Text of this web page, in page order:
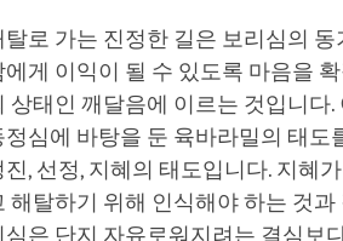
탈로 가는 진정한 길은 보리심의
에게 이익이 될 수 있도록 마음을
상태인 깨달음에 이르는 것입니다
정심에 바탕을 둔 육바라밀의 태도
진, 선정, 지혜의 태도입니다. 지혜
해탈하기 위해 인식해야 하는 것
심은 단지 자유로워지려는 결심보